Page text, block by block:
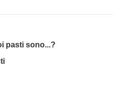
pasti sono...?